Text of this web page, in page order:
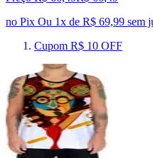
no Pix Ou 1x de R$ 69,99 sem
Cupom R$ 10 OFF